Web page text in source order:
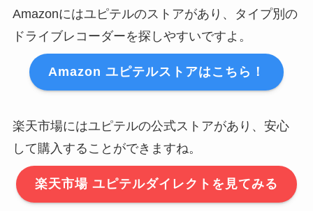
Amazonにはユピテルのストアがあり、タイプ別の
ドライブレコーダーを探しやすいですよ。
Amazon ユピテルストアはこちら！
楽天市場にはユピテルの公式ストアがあり、安心
して購入することができますね。
楽天市場 ユピテルダイレクトを見てみる